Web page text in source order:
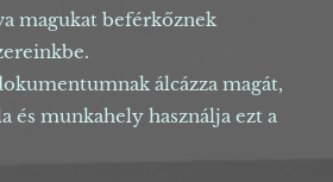
magukat beférkőznek
álcázza magát,
és munkahely használja ezt a